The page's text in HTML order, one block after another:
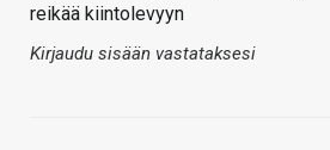
reikää kiintolevyyn
Kirjaudu sisään vastataksesi